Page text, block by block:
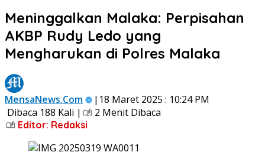
Meninggalkan Malaka: Perpisahan
AKBP Rudy Ledo yang
Mengharukan di Polres Malaka
MensaNews.Com
|18 Maret 2025 : 10:24 PM
Dibaca 188 Kali |
2 Menit Dibaca
Editor: Redaksi